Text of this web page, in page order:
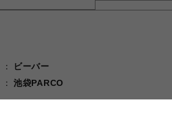
ビーバー
池袋PARCO